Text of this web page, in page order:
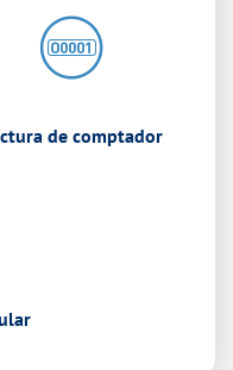
de comptador